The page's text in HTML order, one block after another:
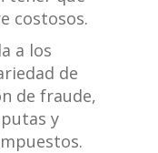
costosos.
a los
de
de fraude,
y